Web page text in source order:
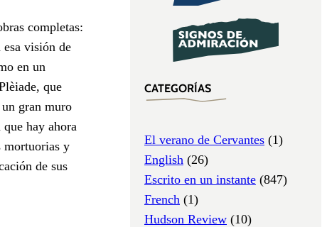
completas:
visión de
en un
que
gran muro
hay ahora
mortuorias y
de sus
CATEGORÍAS
El verano de Cervantes (1)
English (26)
Escrito en un instante (847)
French (1)
Hudson Review (10)